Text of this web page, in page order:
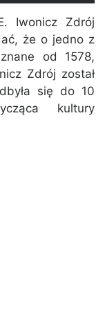
Iwonicz Zdrój
że o jedno z
od 1578,
Zdrój został
się do 10
kultury